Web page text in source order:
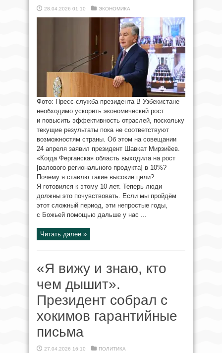
28.04.2026 01:10 ЭКОНОМИКА
Фото: Пресс-служба президента В Узбекистане
необходимо ускорить экономический рост
и повысить эффективность отраслей, поскольку
текущие результаты пока не соответствуют
возможностям страны. Об этом на совещании
24 апреля заявил президент Шавкат Мирзиёев.
«Когда Ферганская область выходила на рост
[валового регионального продукта] в 10%?
Почему я ставлю такие высокие цели?
Я готовился к этому 10 лет. Теперь люди
должны это почувствовать. Если мы пройдём
этот сложный период, эти непростые годы,
с Божьей помощью дальше у нас ...
Читать далее »
«Я вижу и знаю, кто
чем дышит».
Президент собрал с
хокимов гарантийные
письма
27.04.2026 16:10 ПОЛИТИКА